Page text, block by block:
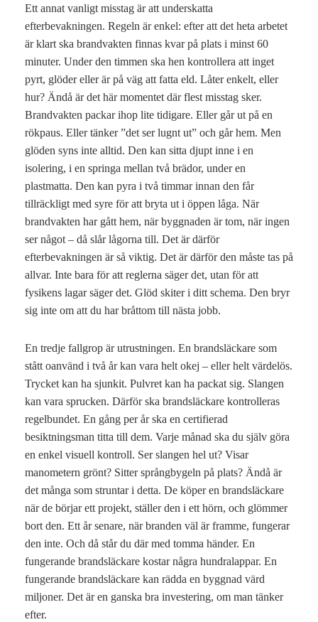
Ett annat vanligt misstag är att underskatta
efterbevakningen. Regeln är enkel: efter att det heta arbetet
är klart ska brandvakten finnas kvar på plats i minst 60
minuter. Under den timmen ska hen kontrollera att inget
pyrt, glöder eller är på väg att fatta eld. Låter enkelt, eller
hur? Ändå är det här momentet där flest misstag sker.
Brandvakten packar ihop lite tidigare. Eller går ut på en
rökpaus. Eller tänker ”det ser lugnt ut” och går hem. Men
glöden syns inte alltid. Den kan sitta djupt inne i en
isolering, i en springa mellan två brädor, under en
plastmatta. Den kan pyra i två timmar innan den får
tillräckligt med syre för att bryta ut i öppen låga. När
brandvakten har gått hem, när byggnaden är tom, när ingen
ser något – då slår lågorna till. Det är därför
efterbevakningen är så viktig. Det är därför den måste tas på
allvar. Inte bara för att reglerna säger det, utan för att
fysikens lagar säger det. Glöd skiter i ditt schema. Den bryr
sig inte om att du har bråttom till nästa jobb.
En tredje fallgrop är utrustningen. En brandsläckare som
stått oanvänd i två år kan vara helt okej – eller helt värdelös.
Trycket kan ha sjunkit. Pulvret kan ha packat sig. Slangen
kan vara sprucken. Därför ska brandsläckare kontrolleras
regelbundet. En gång per år ska en certifierad
besiktningsman titta till dem. Varje månad ska du själv göra
en enkel visuell kontroll. Ser slangen hel ut? Visar
manometern grönt? Sitter språngbygeln på plats? Ändå är
det många som struntar i detta. De köper en brandsläckare
när de börjar ett projekt, ställer den i ett hörn, och glömmer
bort den. Ett år senare, när branden väl är framme, fungerar
den inte. Och då står du där med tomma händer. En
fungerande brandsläckare kostar några hundralappar. En
fungerande brandsläckare kan rädda en byggnad värd
miljoner. Det är en ganska bra investering, om man tänker
efter.